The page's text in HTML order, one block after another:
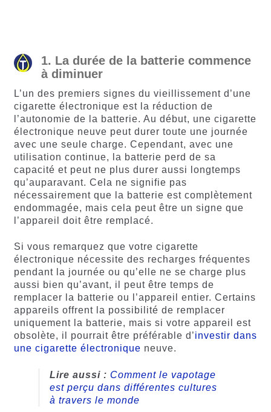
1. La durée de la batterie commence
à diminuer
L’un des premiers signes du vieillissement d’une
cigarette électronique est la réduction de
l’autonomie de la batterie. Au début, une cigarette
électronique neuve peut durer toute une journée
avec une seule charge. Cependant, avec une
utilisation continue, la batterie perd de sa
capacité et peut ne plus durer aussi longtemps
qu’auparavant. Cela ne signifie pas
nécessairement que la batterie est complètement
endommagée, mais cela peut être un signe que
l’appareil doit être remplacé.
Si vous remarquez que votre cigarette
électronique nécessite des recharges fréquentes
pendant la journée ou qu’elle ne se charge plus
aussi bien qu’avant, il peut être temps de
remplacer la batterie ou l’appareil entier. Certains
appareils offrent la possibilité de remplacer
uniquement la batterie, mais si votre appareil est
obsolète, il pourrait être préférable d’investir dans
une cigarette électronique neuve.
Lire aussi : Comment le vapotage
est perçu dans différentes cultures
à travers le monde